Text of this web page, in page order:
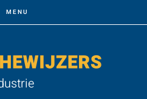
MENU